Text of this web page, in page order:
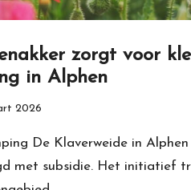
zorgt voor
in Alphen
2026
De Klaverweide in
met subsidie. Het initiatief